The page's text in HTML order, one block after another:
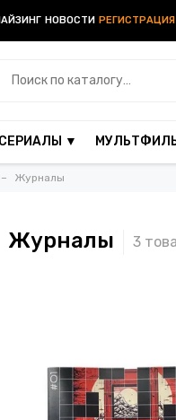
РЕГИСТРАЦИЯ
НОВОСТИ
▼
Журналы
Журналы